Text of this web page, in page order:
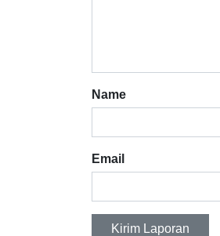
Name
Email
Kirim Laporan